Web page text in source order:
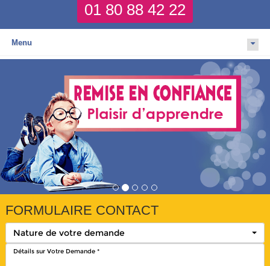
01 80 88 42 22
Menu
FORMULAIRE CONTACT
Nature de votre demande